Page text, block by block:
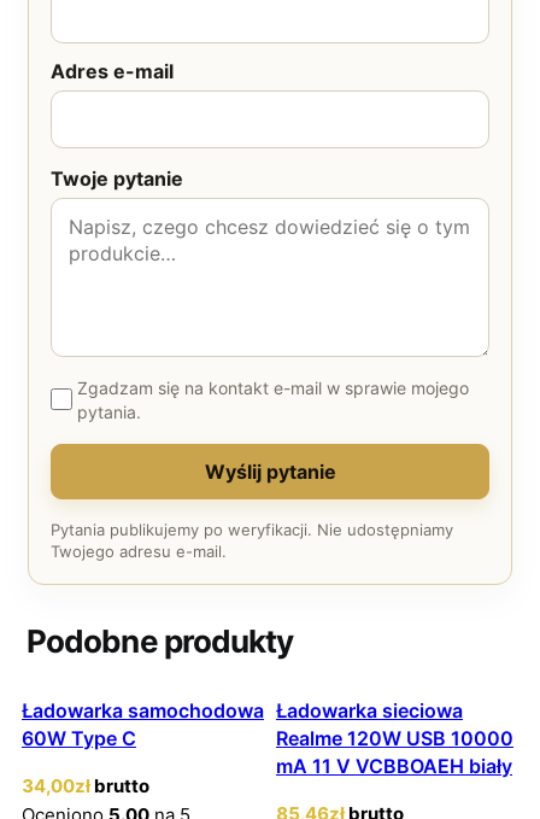
Adres e-mail
Twoje pytanie
Zgadzam się na kontakt e-mail w sprawie mojego
pytania.
Wyślij pytanie
Pytania publikujemy po weryfikacji. Nie udostępniamy
Twojego adresu e-mail.
Podobne produkty
Ładowarka samochodowa
60W Type C
34,00zł brutto
Ładowarka sieciowa
Realme 120W USB 10000
mA 11 V VCBBOAEH biały
85,46zł brutto